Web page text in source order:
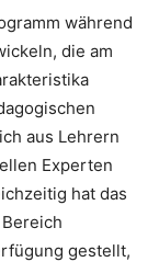
während
die am
aus Lehrern
Experten
hat das
gestellt,